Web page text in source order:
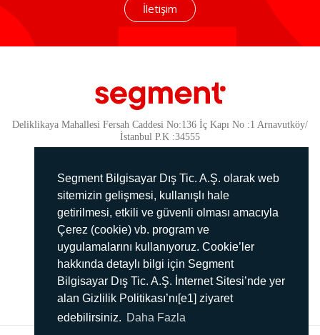
Segment Bilgisayar Dış Tic. A.Ş. olarak web
sitemizin gelişmesi, kullanışlı hale
getirilmesi, etkili ve güvenli olması amacıyla
Çerez (cookie) vb. program ve
uygulamalarını kullanıyoruz. Cookie’ler
hakkında detaylı bilgi için Segment
Bilgisayar Dış Tic. A.Ş. İnternet Sitesi’nde yer
alan Gizlilik Politikası’nı[e1] ziyaret
edebilirsiniz. Daha Fazla
İletişim
Deliklikaya Mahallesi Fersah Caddesi No:136 İç Kapı No :1 Arnavutköy/
İstanbul P.K :34555
Güvenlik
KVKK Politikamız
Gizlilik Politikamız
Aydınlatma Metni
İmha Politikası
444 78 99
info@segment.com.tr